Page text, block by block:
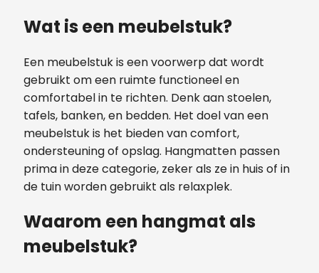
Wat is een meubelstuk?
Een meubelstuk is een voorwerp dat wordt
gebruikt om een ruimte functioneel en
comfortabel in te richten. Denk aan stoelen,
tafels, banken, en bedden. Het doel van een
meubelstuk is het bieden van comfort,
ondersteuning of opslag. Hangmatten passen
prima in deze categorie, zeker als ze in huis of in
de tuin worden gebruikt als relaxplek.
Waarom een hangmat als
meubelstuk?